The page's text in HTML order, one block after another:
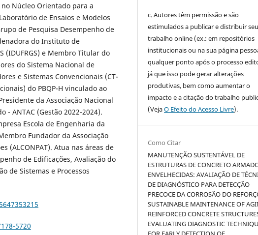
Núcleo Orientado para a
de Ensaios e Modelos
de Pesquisa Desempenho de
do Instituto de
(IDUFRGS) e Membro Titular do
do Sistema Nacional de
e Sistemas Convencionais (CT-
do PBQP-H vinculado ao
da Associação Nacional
- ANTAC (Gestão 2022-2024).
Escola de Engenharia da
Fundador da Associação
(ALCONPAT). Atua nas áreas de
de Edificações, Avaliação do
de Sistemas e Processos
5720
c. Autores têm permissão e são
estimulados a publicar e distribuir seu
trabalho online (ex.: em repositórios
institucionais ou na sua página
qualquer ponto após o processo
já que isso pode gerar alterações
produtivas, bem como aumentar o
impacto e a citação do trabalho
(VejaO Efeito do Acesso Livre).
Como Citar
MANUTENÇÃO SUSTENTÁVEL DE
ESTRUTURAS DE CONCRETO
ENVELHECIDAS: AVALIAÇÃO DE
DE DIAGNÓSTICO PARA DETECÇÃO
PRECOCE DA CORROSÃO DO
SUSTAINABLE MAINTENANCE OF
REINFORCED CONCRETE
EVALUATING DIAGNOSTIC